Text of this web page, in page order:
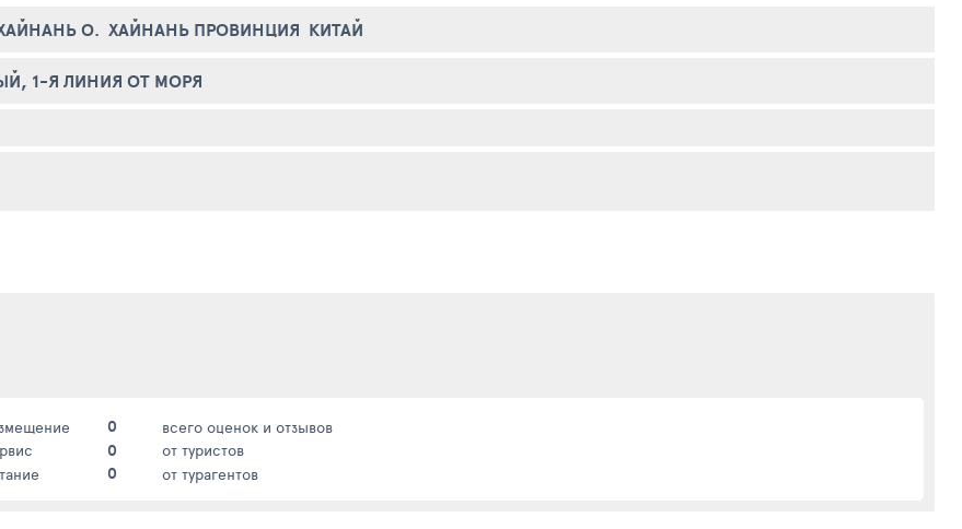
О. ХАЙНАНЬ ПРОВИНЦИЯ КИТАЙ
1-Я ЛИНИЯ ОТ МОРЯ
0 всего оценок и отзывов
0 от туристов
0 от турагентов